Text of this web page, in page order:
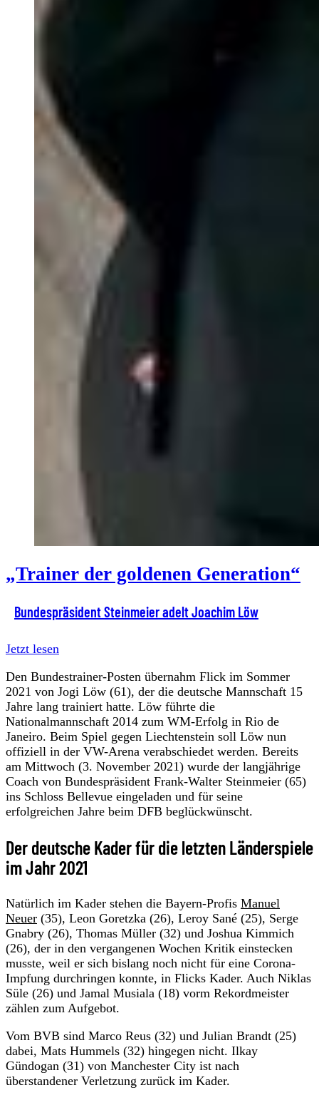
„Trainer der goldenen Generation“
Bundespräsident Steinmeier adelt Joachim Löw
Jetzt lesen
Den Bundestrainer-Posten übernahm Flick im Sommer
2021 von Jogi Löw (61), der die deutsche Mannschaft 15
Jahre lang trainiert hatte. Löw führte die
Nationalmannschaft 2014 zum WM-Erfolg in Rio de
Janeiro. Beim Spiel gegen Liechtenstein soll Löw nun
offiziell in der VW-Arena verabschiedet werden. Bereits
am Mittwoch (3. November 2021) wurde der langjährige
Coach von Bundespräsident Frank-Walter Steinmeier (65)
ins Schloss Bellevue eingeladen und für seine
erfolgreichen Jahre beim DFB beglückwünscht.
Der deutsche Kader für die letzten Länderspiele
im Jahr 2021
Natürlich im Kader stehen die Bayern-Profis Manuel
Neuer (35), Leon Goretzka (26), Leroy Sané (25), Serge
Gnabry (26), Thomas Müller (32) und Joshua Kimmich
(26), der in den vergangenen Wochen Kritik einstecken
musste, weil er sich bislang noch nicht für eine Corona-
Impfung durchringen konnte, in Flicks Kader. Auch Niklas
Süle (26) und Jamal Musiala (18) vorm Rekordmeister
zählen zum Aufgebot.
Vom BVB sind Marco Reus (32) und Julian Brandt (25)
dabei, Mats Hummels (32) hingegen nicht. Ilkay
Gündogan (31) von Manchester City ist nach
überstandener Verletzung zurück im Kader.